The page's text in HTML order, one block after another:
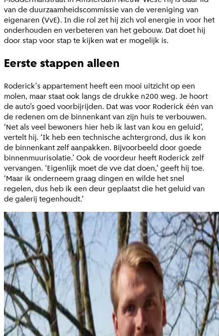
van de duurzaamheidscommissie van de vereniging van
eigenaren (VvE). In die rol zet hij zich vol energie in voor het
onderhouden en verbeteren van het gebouw. Dat doet hij
door stap voor stap te kijken wat er mogelijk is.
Eerste stappen alleen
Roderick's appartement heeft een mooi uitzicht op een
molen, maar staat ook langs de drukke n200 weg. Je hoort
de auto’s goed voorbijrijden. Dat was voor Roderick één van
de redenen om de binnenkant van zijn huis te verbouwen.
‘Net als veel bewoners hier heb ik last van kou en geluid’,
vertelt hij. ‘Ik heb een technische achtergrond, dus ik kon
de binnenkant zelf aanpakken. Bijvoorbeeld door goede
binnenmuurisolatie.’ Ook de voordeur heeft Roderick zelf
vervangen. ‘Eigenlijk moet de vve dat doen,’ geeft hij toe.
‘Maar ik onderneem graag dingen en wilde het snel
regelen, dus heb ik een deur geplaatst die het geluid van
de galerij tegenhoudt.’